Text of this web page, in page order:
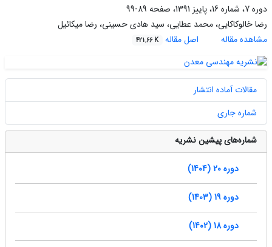
دوره 7، شماره 16، پاییز 1391، صفحه
89-99
رضا خالوکاکایی، محمد عطایی، سید هادی حسینی، رضا میکائیل
مشاهده مقاله
اصل مقاله 421.66 K
مقالات آماده انتشار
شماره جاری
شماره‌های پیشین نشریه
دوره 20 (1404)
دوره 19 (1403)
دوره 18 (1402)